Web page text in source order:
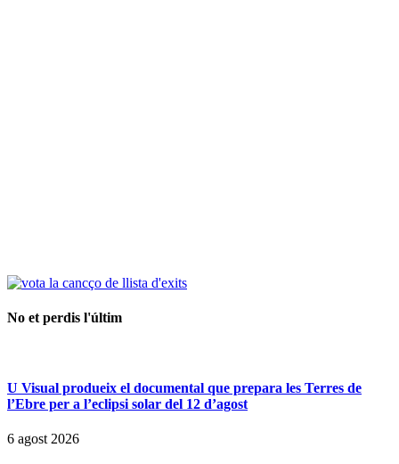
No et perdis l'últim
U Visual produeix el documental que prepara les Terres de
l’Ebre per a l’eclipsi solar del 12 d’agost
6 agost 2026